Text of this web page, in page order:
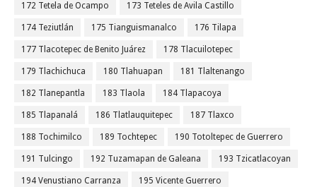
172 Tetela de Ocampo 173 Teteles de Avila Castillo
174 Teziutlán 175 Tianguismanalco 176 Tilapa
177 Tlacotepec de Benito Juárez 178 Tlacuilotepec
179 Tlachichuca 180 Tlahuapan 181 Tlaltenango
182 Tlanepantla 183 Tlaola 184 Tlapacoya
185 Tlapanalá 186 Tlatlauquitepec 187 Tlaxco
188 Tochimilco 189 Tochtepec 190 Totoltepec de Guerrero
191 Tulcingo 192 Tuzamapan de Galeana 193 Tzicatlacoyan
194 Venustiano Carranza 195 Vicente Guerrero